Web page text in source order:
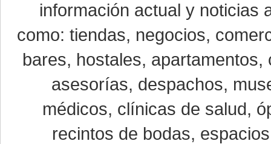
información actual y noticias
como: tiendas, negocios,
bares, hostales,
asesorías, despachos,
médicos, clínicas de salud,
recintos de bodas,